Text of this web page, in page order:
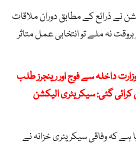
نے ذرائع کے مطابق دوران ملاقات
نہ ملے تو انتخابی عمل متاثر
داخلہ سے فوج اور رینجرز طلب
کرائی گئی: سیکریٹری الیکشن
ہے کہ وفاقی سیکریٹری خزانہ نے